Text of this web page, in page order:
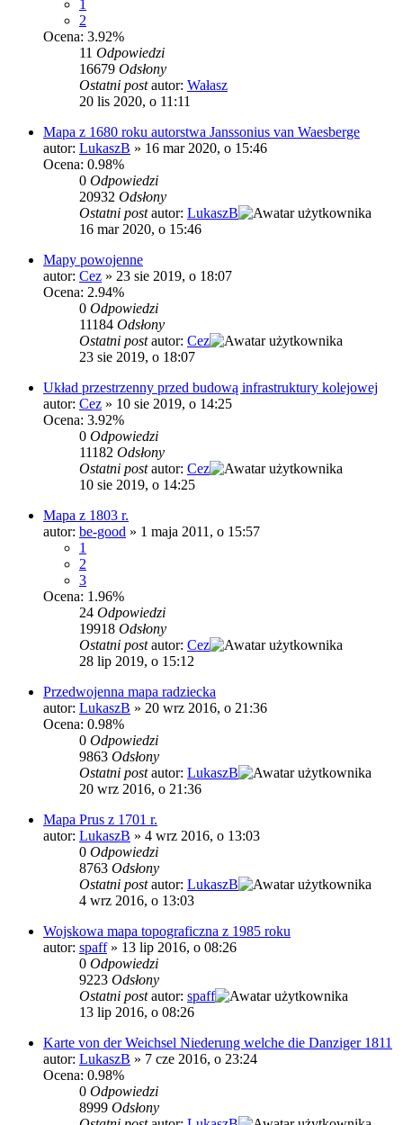
1
2
Ocena: 3.92%
11 Odpowiedzi
16679 Odsłony
Ostatni postautor: Wałasz
20 lis 2020, o 11:11
Mapa z 1680 roku autorstwa Janssonius van Waesberge
autor: LukaszB » 16 mar 2020, o 15:46
Ocena: 0.98%
0 Odpowiedzi
20932 Odsłony
Ostatni postautor: LukaszB
16 mar 2020, o 15:46
Mapy powojenne
autor: Cez » 23 sie 2019, o 18:07
Ocena: 2.94%
0 Odpowiedzi
11184 Odsłony
Ostatni postautor: Cez
23 sie 2019, o 18:07
Układ przestrzenny przed budową infrastruktury kolejowej
autor: Cez » 10 sie 2019, o 14:25
Ocena: 3.92%
0 Odpowiedzi
11182 Odsłony
Ostatni postautor: Cez
10 sie 2019, o 14:25
Mapa z 1803 r.
autor: be-good » 1 maja 2011, o 15:57
1
2
3
Ocena: 1.96%
24 Odpowiedzi
19918 Odsłony
Ostatni postautor: Cez
28 lip 2019, o 15:12
Przedwojenna mapa radziecka
autor: LukaszB » 20 wrz 2016, o 21:36
Ocena: 0.98%
0 Odpowiedzi
9863 Odsłony
Ostatni postautor: LukaszB
20 wrz 2016, o 21:36
Mapa Prus z 1701 r.
autor: LukaszB » 4 wrz 2016, o 13:03
0 Odpowiedzi
8763 Odsłony
Ostatni postautor: LukaszB
4 wrz 2016, o 13:03
Wojskowa mapa topograficzna z 1985 roku
autor: spaff» 13 lip 2016, o 08:26
0 Odpowiedzi
9223 Odsłony
Ostatni postautor: spaff
13 lip 2016, o 08:26
Karte von der Weichsel Niederung welche die Danziger 1811
autor: LukaszB » 7 cze 2016, o 23:24
Ocena: 0.98%
0 Odpowiedzi
8999 Odsłony